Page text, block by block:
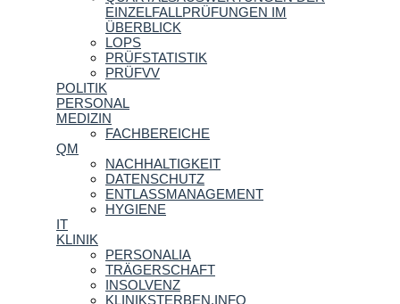
EINZELFALLPRÜFUNGEN IM
ÜBERBLICK
LOPS
PRÜFSTATISTIK
PRÜFVV
POLITIK
PERSONAL
MEDIZIN
FACHBEREICHE
QM
NACHHALTIGKEIT
DATENSCHUTZ
ENTLASSMANAGEMENT
HYGIENE
IT
KLINIK
PERSONALIA
TRÄGERSCHAFT
INSOLVENZ
KLINIKSTERBEN.INFO